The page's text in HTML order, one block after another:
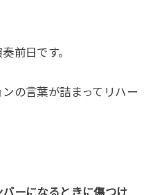
前日です。
の言葉が詰まってリハー
バーになるときに傷つけ